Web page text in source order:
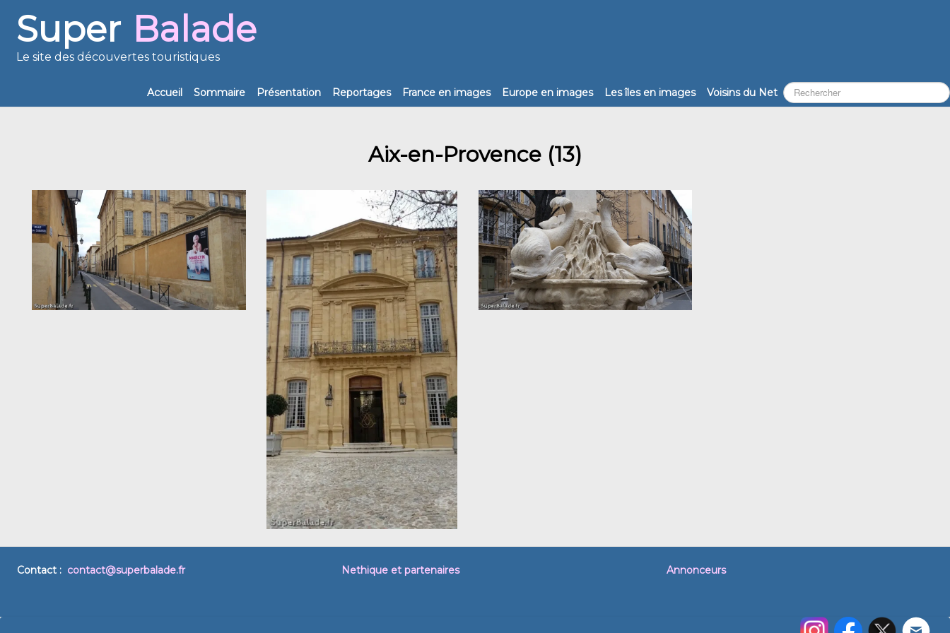
Super Balade
Le site des découvertes touristiques
Accueil Sommaire Présentation Reportages France en images Europe en images Les îles en images Voisins du Net
Aix-en-Provence (13)
Contact : contact@superbalade.fr Nethique et partenaires Annonceurs